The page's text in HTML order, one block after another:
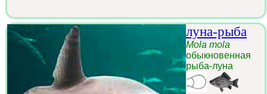
луна-рыба
Mola mola
обыкновенная
рыба-луна